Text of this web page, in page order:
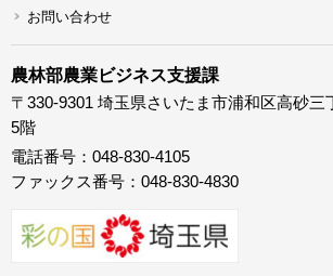
お問い合わせ
農林部農業ビジネス支援課
〒330-9301 埼玉県さいたま市浦和区高砂三
5階
電話番号：048-830-4105
ファックス番号：048-830-4830